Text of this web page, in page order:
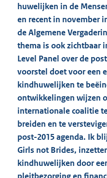
huwelijken in de
en recent in november
de Algemene
thema is ook zichtbaar
Level Panel over de
voorstel doet voor een
kindhuwelijken te
ontwikkelingen wijzen
internationale coalitie
breiden en te
post-2015 agenda. Ik
Girls not Brides,
kindhuwelijken door